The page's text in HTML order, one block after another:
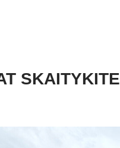
SKAITYKITE